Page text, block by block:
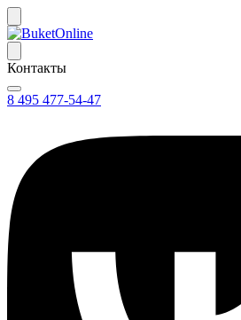
Контакты
8 495 477-54-47